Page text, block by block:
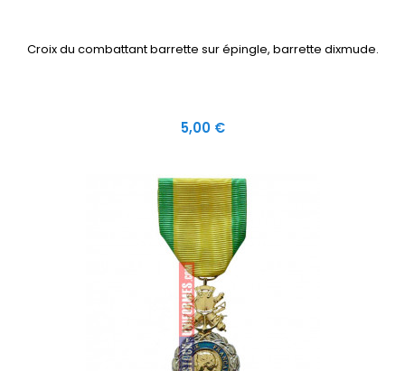
Croix du combattant barrette sur épingle, barrette dixmude.
Prix
5,00 €